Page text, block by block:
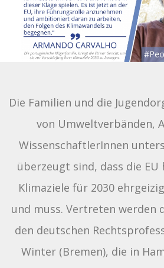
Die Familien und die
von Umweltverbänden,
WissenschaftlerInnen
überzeugt sind, dass die
Klimaziele für 2030
und muss. Vertreten werden
den deutschen
Winter (Bremen), die in